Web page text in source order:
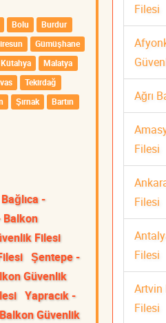
Bolu
Burdur
Gümüşhane
Kütahya
Malatya
Tekirdağ
Şırnak
Bartın
Bağlıca -
Balkon
Filesi
Şentepe -
Güvenlik
Yapracık -
Güvenlik
Filesi
Ağrı
Filesi
Filesi
Filesi
Artvin
Filesi